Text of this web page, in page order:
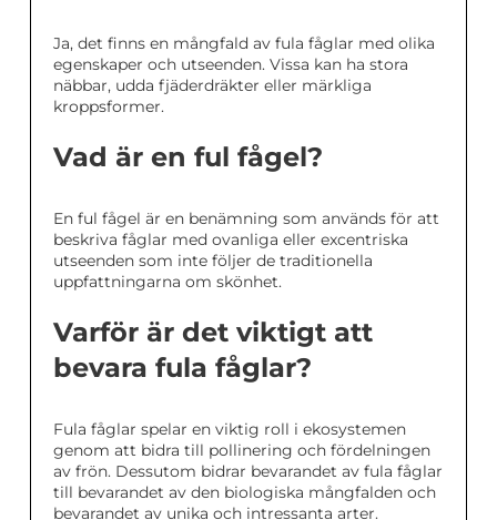
Ja, det finns en mångfald av fula fåglar med olika
egenskaper och utseenden. Vissa kan ha stora
näbbar, udda fjäderdräkter eller märkliga
kroppsformer.
Vad är en ful fågel?
En ful fågel är en benämning som används för att
beskriva fåglar med ovanliga eller excentriska
utseenden som inte följer de traditionella
uppfattningarna om skönhet.
Varför är det viktigt att
bevara fula fåglar?
Fula fåglar spelar en viktig roll i ekosystemen
genom att bidra till pollinering och fördelningen
av frön. Dessutom bidrar bevarandet av fula fåglar
till bevarandet av den biologiska mångfalden och
bevarandet av unika och intressanta arter.